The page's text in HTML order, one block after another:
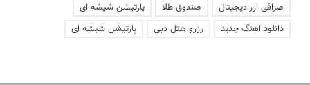
صرافی ارز دیجیتال
صندوق طلا
پارتیشن شیشه ای
دانلود اهنگ جدید
رزرو هتل دبی پارتیشن شیشه ای